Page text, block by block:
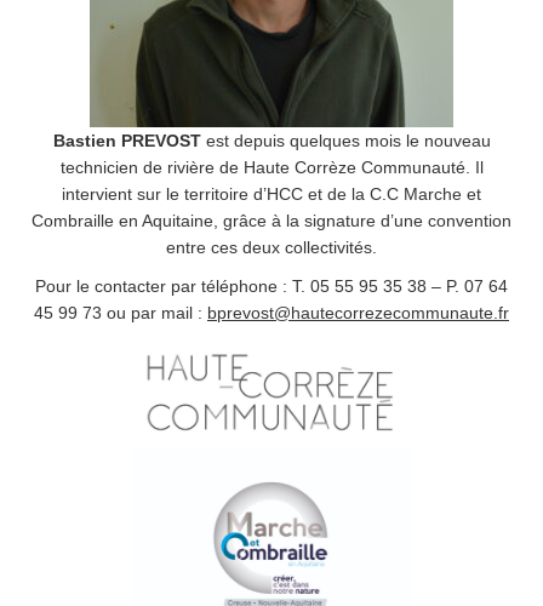
Bastien PREVOST est depuis quelques mois le nouveau
technicien de rivière de Haute Corrèze Communauté. Il
intervient sur le territoire d’HCC et de la C.C Marche et
Combraille en Aquitaine, grâce à la signature d’une convention
entre ces deux collectivités.
Pour le contacter par téléphone : T. 05 55 95 35 38 – P. 07 64
45 99 73 ou par mail : bprevost@hautecorrezecommunaute.fr